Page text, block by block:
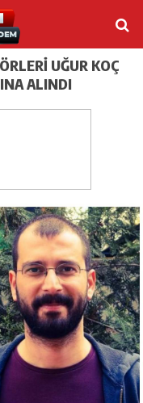
UĞUR KOÇ
ALINDI